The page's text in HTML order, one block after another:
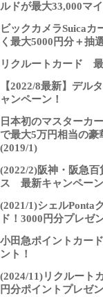
ルドが最大33,000マ
ビックカメラSuica
く最大5000円分＋抽
リクルートカード
【2022/8最新】デル
ャンペーン！
日本初のマスターカ
で最大5万円相当の豪
(2019/1)
(2022/2)阪神・阪急
ス 最新キャンペーン
(2021/1)シェルPonta
ド！3000円分プレゼ
小田急ポイントカー
ント！
(2024/11)リクルート
円分ポイントプレゼン